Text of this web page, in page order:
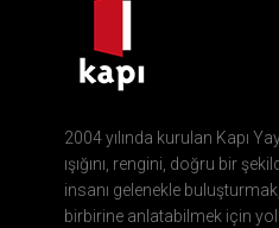
2004 yılında kurulan Kapı
ışığını, rengini, doğru bir
insanı gelenekle
birbirine anlatabilmek için